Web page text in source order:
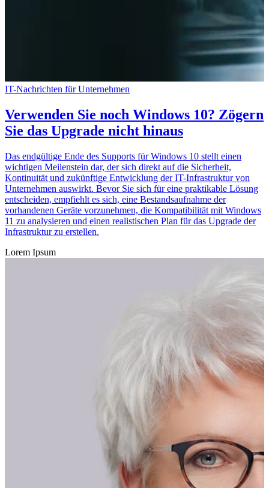
IT-Nachrichten für Unternehmen
Verwenden Sie noch Windows 10? Zögern
Sie das Upgrade nicht hinaus
Das endgültige Ende des Supports für Windows 10 stellt einen
wichtigen Meilenstein dar, der sich direkt auf die Sicherheit,
Kontinuität und zukünftige Entwicklung der IT-Infrastruktur von
Unternehmen auswirkt. Bevor Sie sich für eine praktikable Lösung
entscheiden, empfiehlt es sich, eine Bestandsaufnahme der
vorhandenen Geräte vorzunehmen, die Kompatibilität mit Windows
11 zu analysieren und einen realistischen Plan für das Upgrade der
Infrastruktur zu erstellen.
Lorem Ipsum